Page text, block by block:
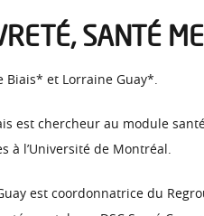
SANTÉ
Biais* et Lorraine Guay*.
est chercheur au module
à l’Université de Montréal.
est coordonnatrice du